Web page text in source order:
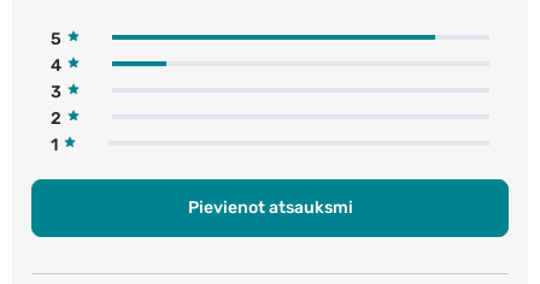
5
4
3
2
1
Pievienot atsauksmi